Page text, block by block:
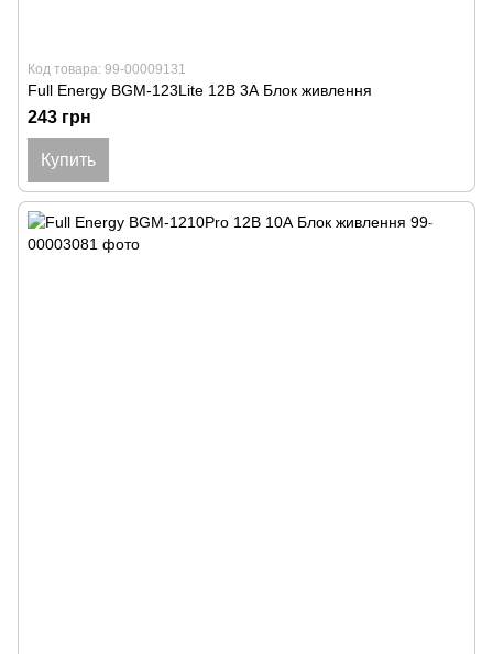
Код товара: 99-00009131
Full Energy BGM-123Lite 12В 3А Блок живлення
243 грн
Купить